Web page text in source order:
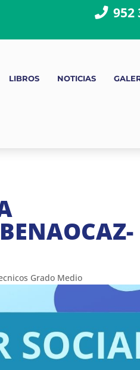
952
LIBROS NOTICIAS
Grado Medio